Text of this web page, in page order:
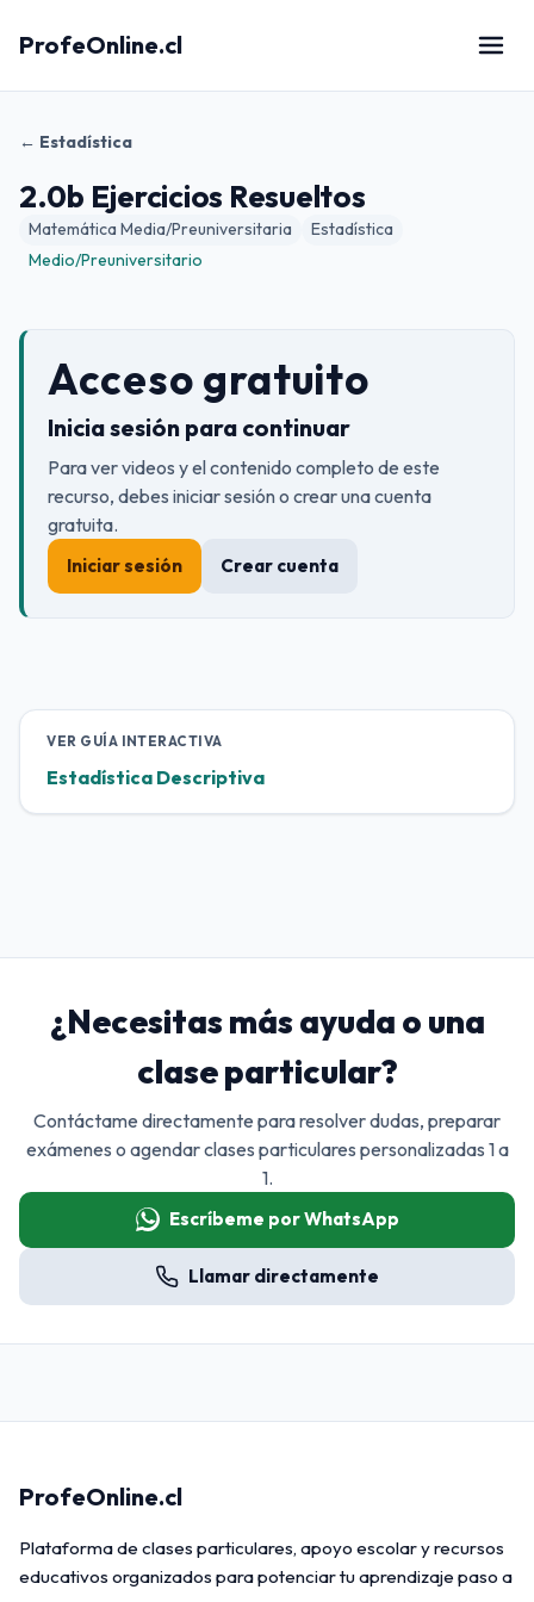
ProfeOnline.cl
← Estadística
2.0b Ejercicios Resueltos
Matemática Media/Preuniversitaria
Estadística
Medio/Preuniversitario
Acceso gratuito
Inicia sesión para continuar
Para ver videos y el contenido completo de este
recurso, debes iniciar sesión o crear una cuenta
gratuita.
Iniciar sesión Crear cuenta
VER GUÍA INTERACTIVA
Estadística Descriptiva
¿Necesitas más ayuda o una
clase particular?
Contáctame directamente para resolver dudas, preparar
exámenes o agendar clases particulares personalizadas 1 a
1.
Escríbeme por WhatsApp
Llamar directamente
ProfeOnline.cl
Plataforma de clases particulares, apoyo escolar y recursos
educativos organizados para potenciar tu aprendizaje paso a